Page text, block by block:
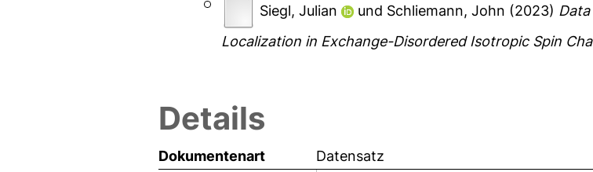
Siegl, Julian und Schliemann, John (2023)
Localization in Exchange-Disordered Isotropic Spin
Details
Dokumentenart
Datensatz